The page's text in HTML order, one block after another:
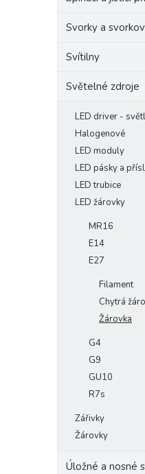
Svorky a
Svítilny
Světelné zdroje
LED driver -
Halogenové
LED moduly
LED pásky a
LED trubice
LED žárovky
MR16
E14
E27
Filament
Chytrá
Žárovka
G4
G9
GU10
R7s
Zářivky
Žárovky
Úložné a nosné